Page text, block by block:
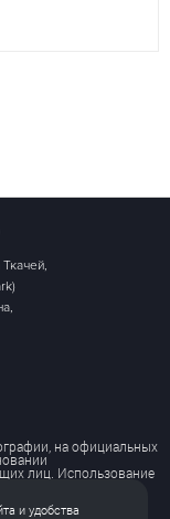
на официальных
лиц. Использование
и удобства